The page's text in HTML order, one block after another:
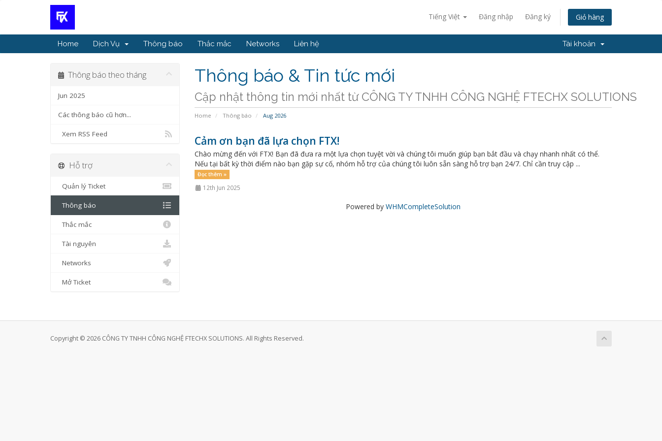
Tiếng Việt Đăng nhập Đăng ký Giỏ hàng
Home Dịch Vụ Thông báo Thắc mắc Networks Liên hệ Tài khoản
Thông báo & Tin tức mới
Cập nhật thông tin mới nhất từ CÔNG TY TNHH CÔNG NGHỆ FTECHX SOLUTIONS
Home Thông báo Aug 2026
Thông báo theo tháng
Jun 2025
Các thông báo cũ hơn...
Xem RSS Feed Cảm ơn bạn đã lựa chọn FTX!
Chào mừng đến với FTX! Bạn đã đưa ra một lựa chọn tuyệt vời và chúng tôi muốn giúp bạn bắt đầu và chạy nhanh nhất có thể.
Nếu tại bất kỳ thời điểm nào bạn gặp sự cố, nhóm hỗ trợ của chúng tôi luôn sẵn sàng hỗ trợ bạn 24/7. Chỉ cần truy cập ...
Đọc thêm »
12th Jun 2025
Powered by WHMCompleteSolution
Hỗ trợ
Quản lý Ticket
Thông báo
Thắc mắc
Tài nguyên
Networks
Mở Ticket
Copyright © 2026 CÔNG TY TNHH CÔNG NGHỆ FTECHX SOLUTIONS. All Rights Reserved.